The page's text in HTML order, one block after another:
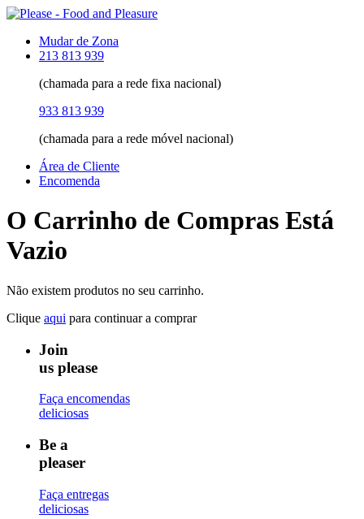
Mudar de Zona
213 813 939
(chamada para a rede fixa nacional)
933 813 939
(chamada para a rede móvel nacional)
Área de Cliente
Encomenda
O Carrinho de Compras Está
Vazio
Não existem produtos no seu carrinho.
Clique aqui para continuar a comprar
Join
us please
Faça encomendas
deliciosas
Be a
pleaser
Faça entregas
deliciosas